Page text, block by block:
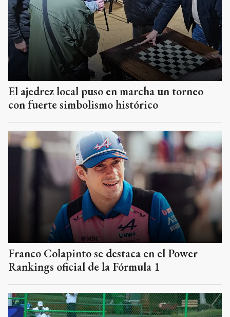
El ajedrez local puso en marcha un torneo
con fuerte simbolismo histórico
Franco Colapinto se destaca en el Power
Rankings oficial de la Fórmula 1